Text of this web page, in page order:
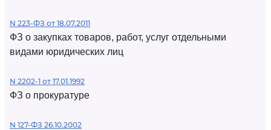
N 223-ФЗ от 18.07.2011
ФЗ о закупках товаров, работ, услуг отдельными
видами юридических лиц
N 2202-1 от 17.01.1992
ФЗ о прокуратуре
N 127-ФЗ 26.10.2002